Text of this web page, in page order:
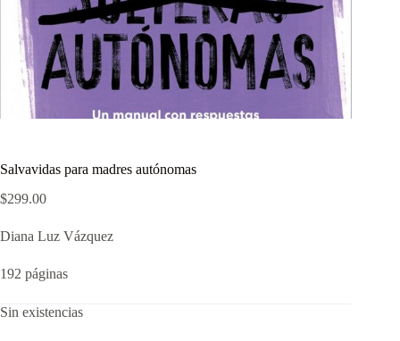
Salvavidas para madres autónomas
$299.00
Diana Luz Vázquez
192 páginas
Sin existencias